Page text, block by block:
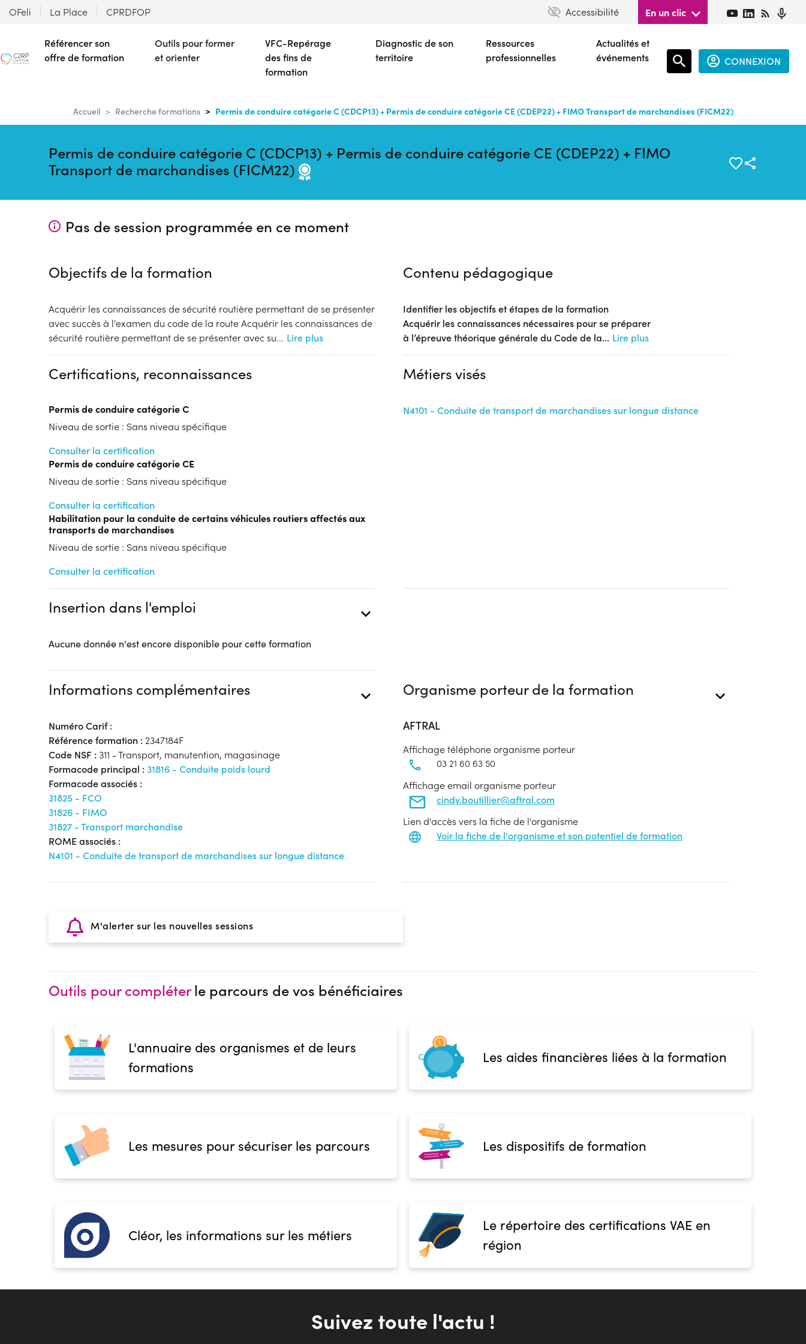
contenu
principal
OFeli La Place CPRDFOP Accessibilité En un clic
Référencer son
offre de formation
Outils pour former
et orienter
VFC-Repérage
des fins de
formation
Diagnostic de son
territoire
Ressources
professionnelles
Actualités et
événements
CONNEXION
guest
Accueil Recherche formations Permis de conduire catégorie C (CDCP13) + Permis de conduire catégorie CE (CDEP22) + FIMO Transport de marchandises (FICM22)
Permis de conduire catégorie C (CDCP13) + Permis de conduire catégorie CE (CDEP22) + FIMO
Transport de marchandises (FICM22)
Pas de session programmée en ce moment
Objectifs de la formation
Acquérir les connaissances de sécurité routière permettant de se présenter
avec succès à l'examen du code de la route Acquérir les connaissances de
sécurité routière permettant de se présenter avec su... Lire plus
Contenu pédagogique
Identifier les objectifs et étapes de la formation
Acquérir les connaissances nécessaires pour se préparer
à l’épreuve théorique générale du Code de la... Lire plus
Certifications, reconnaissances
Permis de conduire catégorie C
Niveau de sortie : Sans niveau spécifique
Consulter la certification
Permis de conduire catégorie CE
Niveau de sortie : Sans niveau spécifique
Consulter la certification
Habilitation pour la conduite de certains véhicules routiers affectés aux
transports de marchandises
Niveau de sortie : Sans niveau spécifique
Consulter la certification
Métiers visés
N4101 - Conduite de transport de marchandises sur longue distance
Insertion dans l'emploi
Aucune donnée n'est encore disponible pour cette formation
Informations complémentaires
Numéro Carif :
Référence formation : 2347184F
Code NSF : 311 - Transport, manutention, magasinage
Formacode principal : 31816 - Conduite poids lourd
Formacode associés :
31825 - FCO
31826 - FIMO
31827 - Transport marchandise
ROME associés :
N4101 - Conduite de transport de marchandises sur longue distance
Organisme porteur de la formation
AFTRAL
Affichage téléphone organisme porteur
03 21 60 63 50
Affichage email organisme porteur
cindy.boutillier@aftral.com
Lien d'accès vers la fiche de l'organisme
Voir la fiche de l'organisme et son potentiel de formation
M'alerter sur les nouvelles sessions
Outils pour compléterle parcours de vos bénéficiaires
L'annuaire des organismes et de leurs
formations
Les aides financières liées à la formation
Les mesures pour sécuriser les parcours Les dispositifs de formation
Cléor, les informations sur les métiers
Le répertoire des certifications VAE en
région
Suivez toute l'actu !